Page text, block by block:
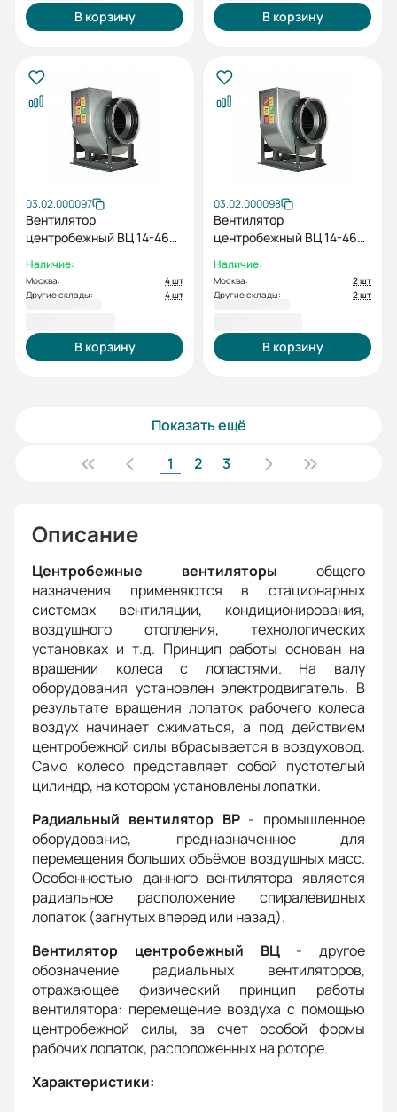
В корзину В корзину
03.02.000097
Вентилятор
центробежный ВЦ 14-46
Наличие:
Москва:
4 шт
Другие склады:
4 шт
В корзину
03.02.000098
Вентилятор
центробежный ВЦ 14-46
Наличие:
Москва:
2 шт
Другие склады:
2 шт
В корзину
Показать ещё
1
2 3
Описание
Центробежные вентиляторы общего
назначения применяются в стационарных
системах вентиляции, кондиционирования,
воздушного отопления, технологических
установках и т.д. Принцип работы основан на
вращении колеса с лопастями. На валу
оборудования установлен электродвигатель. В
результате вращения лопаток рабочего колеса
воздух начинает сжиматься, а под действием
центробежной силы вбрасывается в воздуховод.
Само колесо представляет собой пустотелый
цилиндр, на котором установлены лопатки.
Радиальный вентилятор ВР- промышленное
оборудование, предназначенное для
перемещения больших объёмов воздушных масс.
Особенностью данного вентилятора является
радиальное расположение спиралевидных
лопаток (загнутых вперед или назад).
Вентилятор центробежный ВЦ- другое
обозначение радиальных вентиляторов,
отражающее физический принцип работы
вентилятора: перемещение воздуха с помощью
центробежной силы, за счет особой формы
рабочих лопаток, расположенных на роторе.
Характеристики: